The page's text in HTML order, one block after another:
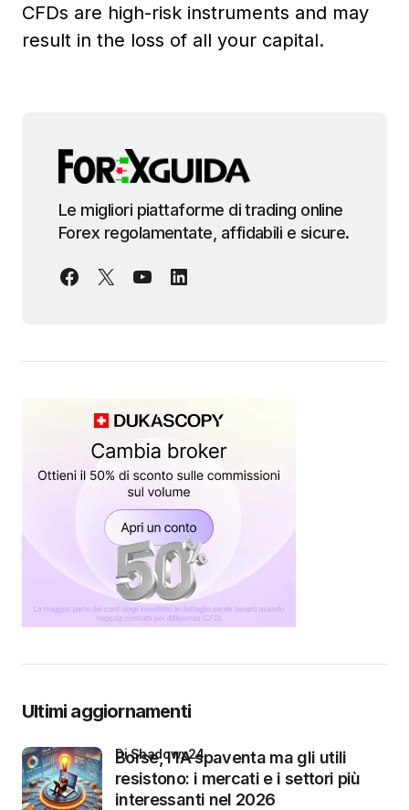
CFDs are high-risk instruments and may
result in the loss of all your capital.
Le migliori piattaforme di trading online
Forex regolamentate, affidabili e sicure.
Ultimi aggiornamenti
Borse, l’IA spaventa ma gli utili
resistono: i mercati e i settori più
interessanti nel 2026
di Shadowx24